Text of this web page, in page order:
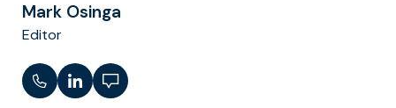
Mark Osinga
Editor